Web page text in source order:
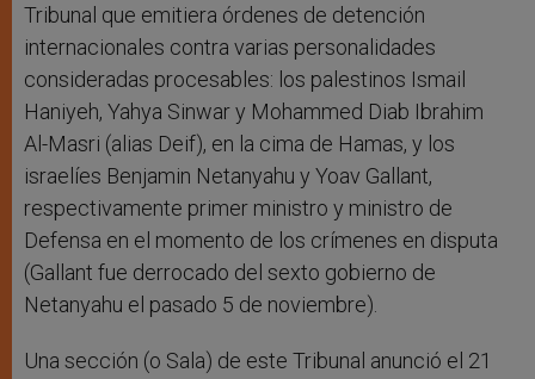
Tribunal que emitiera órdenes de detención
internacionales contra varias personalidades
consideradas procesables: los palestinos Ismail
Haniyeh, Yahya Sinwar y Mohammed Diab Ibrahim
Al-Masri (alias Deif), en la cima de Hamas, y los
israelíes Benjamin Netanyahu y Yoav Gallant,
respectivamente primer ministro y ministro de
Defensa en el momento de los crímenes en disputa
(Gallant fue derrocado del sexto gobierno de
Netanyahu el pasado 5 de noviembre).
Una sección (o Sala) de este Tribunal anunció el 21